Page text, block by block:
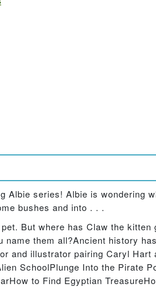
Albie series! Albie is wondering
bushes and into . . .
But where has Claw the kitten
them all?Ancient history
and illustrator pairing Caryl Hart
SchoolPlunge Into the Pirate
to Find Egyptian